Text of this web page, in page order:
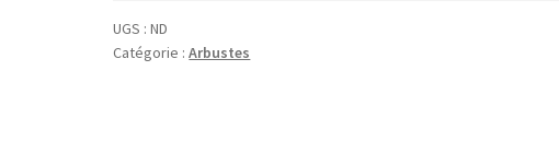
'Autumn
Festival'®
UGS :ND
Catégorie :Arbustes